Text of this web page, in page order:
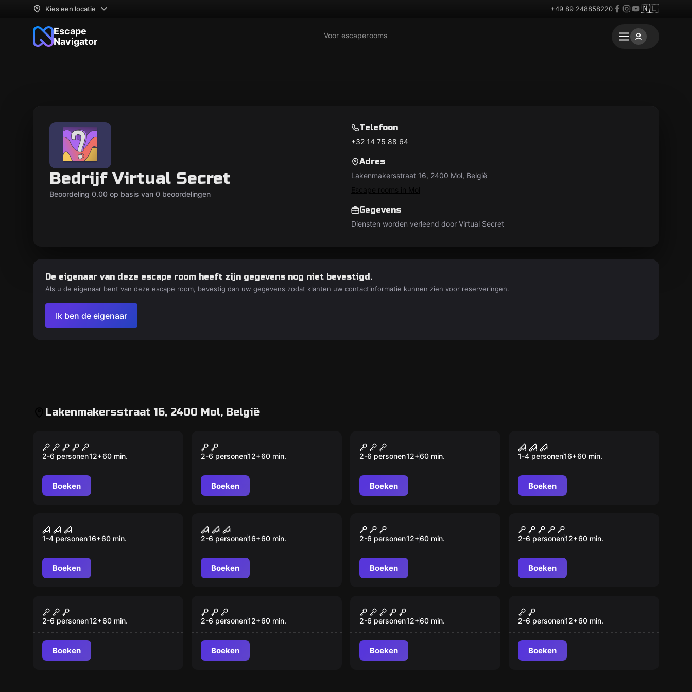
Kies een locatie +49 89 248858220 🇳🇱
Escape
Navigator
Voor escaperooms
Bedrijf Virtual Secret
Beoordeling 0.00 op basis van 0 beoordelingen
Telefoon
+32 14 75 88 64
Adres
Lakenmakersstraat 16, 2400 Mol, België
Escape rooms in Mol
Gegevens
Diensten worden verleend door Virtual Secret
De eigenaar van deze escape room heeft zijn gegevens nog niet bevestigd.
Als u de eigenaar bent van deze escape room, bevestig dan uw gegevens zodat klanten uw contactinformatie kunnen zien voor reserveringen.
Ik ben de eigenaar
Lakenmakersstraat 16, 2400 Mol, België
Alice VR
2-6 personen12+60 min.
Boeken
Christmas VR
2-6 personen12+60 min.
Boeken
Jungle Quest VR
2-6 personen12+60 min.
Boeken
House of Fear: Cursed
Souls VR
1-4 personen16+60 min.
Boeken
House of Fear VR
1-4 personen16+60 min.
Boeken
Sanctum VR
2-6 personen16+60 min.
Boeken
Signal Lost VR
2-6 personen12+60 min.
Boeken
Cyberpunk VR
2-6 personen12+60 min.
Boeken
Chernobyl VR
2-6 personen12+60 min.
Boeken
Survival VR
2-6 personen12+60 min.
Boeken
The Prison VR
2-6 personen12+60 min.
Boeken
Mission Sigma VR
2-6 personen12+60 min.
Boeken